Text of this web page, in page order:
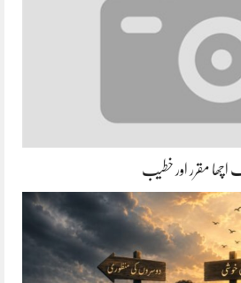
اچھا مقرر اور خطیب